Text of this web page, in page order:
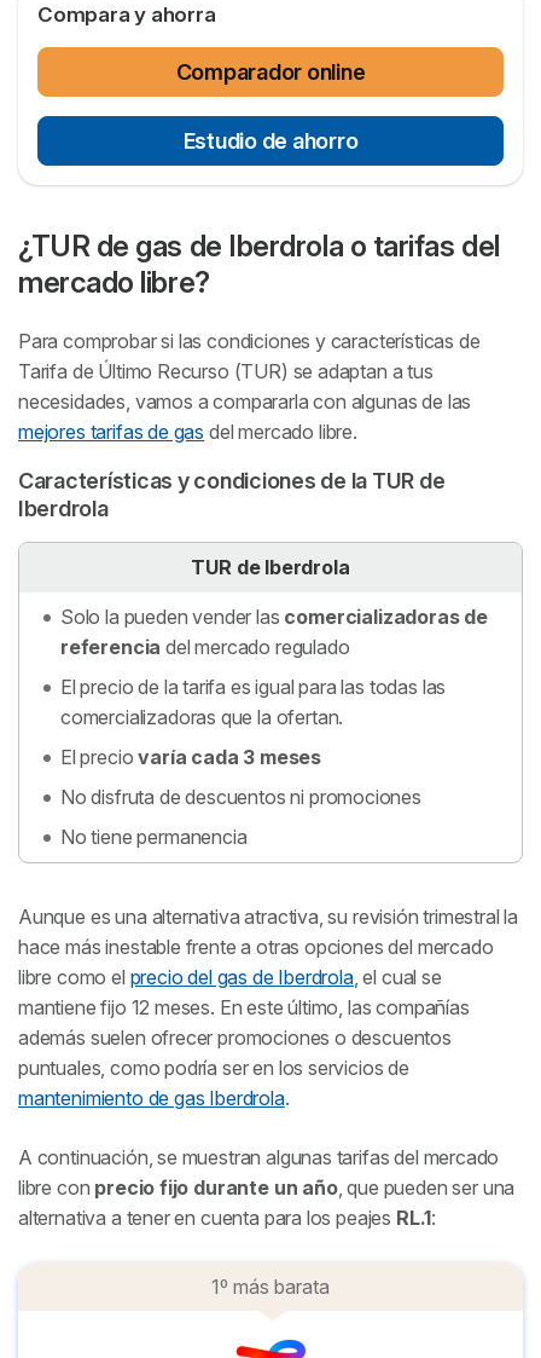
Compara y ahorra
Comparador online
Estudio de ahorro
¿TUR de gas de Iberdrola o tarifas del
mercado libre?
Para comprobar si las condiciones y características de
Tarifa de Último Recurso (TUR) se adaptan a tus
necesidades, vamos a compararla con algunas de las
mejores tarifas de gas del mercado libre.
Características y condiciones de la TUR de
Iberdrola
TUR de Iberdrola
Solo la pueden vender las comercializadoras de
referencia del mercado regulado
El precio de la tarifa es igual para las todas las
comercializadoras que la ofertan.
El preciovaría cada 3 meses
No disfruta de descuentos ni promociones
No tiene permanencia
Aunque es una alternativa atractiva, su revisión trimestral la
hace más inestable frente a otras opciones del mercado
libre como el precio del gas de Iberdrola, el cual se
mantiene fijo 12 meses. En este último, las compañías
además suelen ofrecer promociones o descuentos
puntuales, como podría ser en los servicios de
mantenimiento de gas Iberdrola.
A continuación, se muestran algunas tarifas del mercado
libre con precio fijo durante un año, que pueden ser una
alternativa a tener en cuenta para los peajes RL.1:
1º más barata